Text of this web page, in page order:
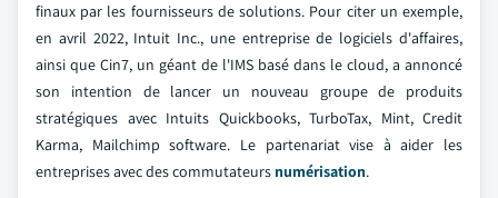
finaux par les fournisseurs de solutions. Pour citer un exemple,
en avril 2022, Intuit Inc., une entreprise de logiciels d'affaires,
ainsi que Cin7, un géant de l'IMS basé dans le cloud, a annoncé
son intention de lancer un nouveau groupe de produits
stratégiques avec Intuits Quickbooks, TurboTax, Mint, Credit
Karma, Mailchimp software. Le partenariat vise à aider les
entreprises avec des commutateurs numérisation.